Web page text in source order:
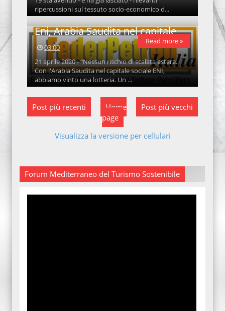
ripercussioni sul tessuto socio-economico d...
Eni, Arabia Saudita nel capitale
03:00
21 aprile 2020 - “Nessun rischio di scalata estera.
Con l'Arabia Saudita nel capitale sociale ENI,
abbiamo vinto una lotteria. Un ...
Read more »
Post più recenti Post più vecchi
Home
page
Visualizza la versione per cellulari
Forum Mediterraneo del Turismo Sostenibile